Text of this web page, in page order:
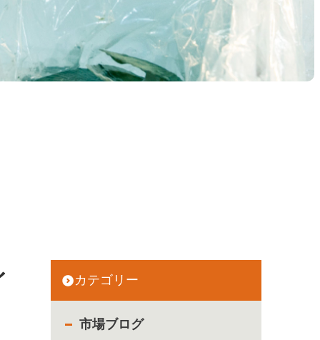
カテゴリー
市場ブログ